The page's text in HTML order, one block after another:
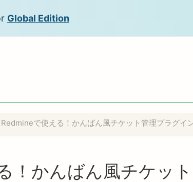
Global Edition
で使える！かんばん風チケット管理プラグイ
！かんばん風チケッ